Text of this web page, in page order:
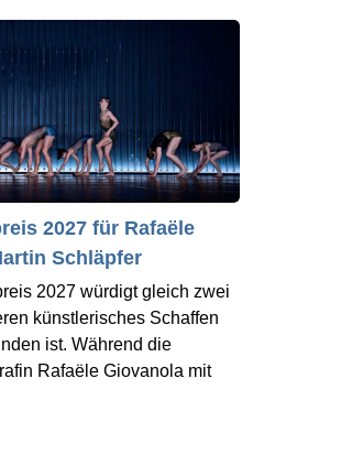
2027 für Rafaële
Schläpfer
2027 würdigt gleich zwei
künstlerisches Schaffen
ist. Während die
Rafaële Giovanola mit